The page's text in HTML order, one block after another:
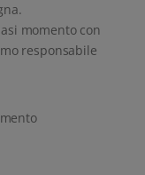
momento con
responsabile